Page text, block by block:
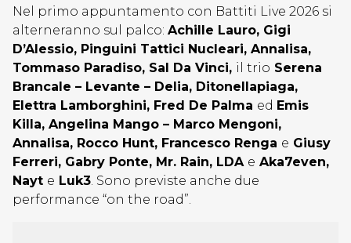
Nel primo appuntamento con Battiti Live 2026 si
alterneranno sul palco: Achille Lauro, Gigi
D’Alessio, Pinguini Tattici Nucleari, Annalisa,
Tommaso Paradiso, Sal Da Vinci, il trio Serena
Brancale – Levante – Delia, Ditonellapiaga,
Elettra Lamborghini, Fred De Palma ed Emis
Killa, Angelina Mango – Marco Mengoni,
Annalisa, Rocco Hunt, Francesco Renga e Giusy
Ferreri, Gabry Ponte, Mr. Rain, LDA e Aka7even,
Nayt e Luk3. Sono previste anche due
performance “on the road”.